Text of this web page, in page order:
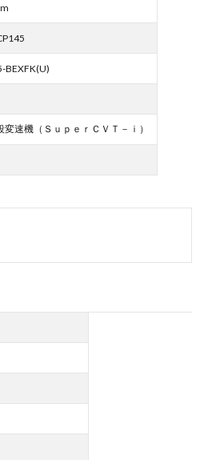
BEXFK(U)
変速機（ＳｕｐｅｒＣＶＴ－ｉ）